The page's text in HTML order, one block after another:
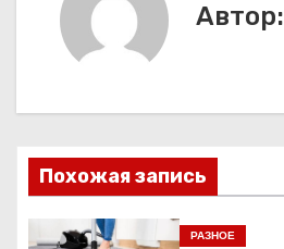
я
п
Автор:
Похожая запись
РАЗНОЕ